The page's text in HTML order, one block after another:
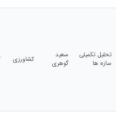
تحلیل تکمیلی
سازه ها
سعید
گوهری
کشاورزی